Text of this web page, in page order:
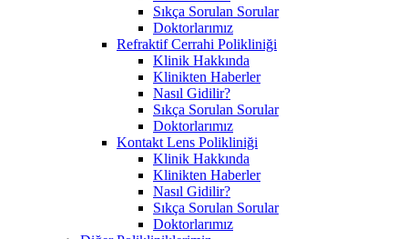
Sıkça Sorulan Sorular
Doktorlarımız
Refraktif Cerrahi Polikliniği
Klinik Hakkında
Klinikten Haberler
Nasıl Gidilir?
Sıkça Sorulan Sorular
Doktorlarımız
Kontakt Lens Polikliniği
Klinik Hakkında
Klinikten Haberler
Nasıl Gidilir?
Sıkça Sorulan Sorular
Doktorlarımız